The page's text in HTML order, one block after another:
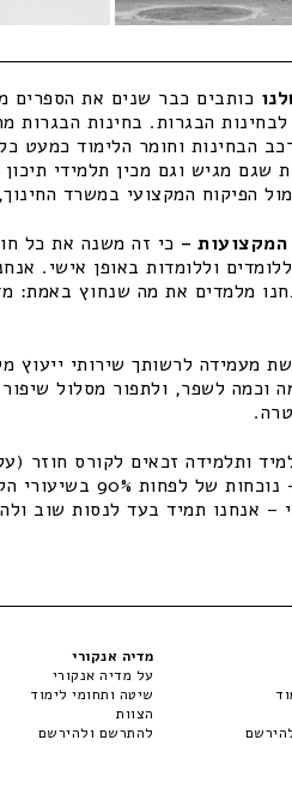
כותבים כבר שנים את הספרים
הבגרות. בחינות הבגרות
הבחינות וחומר הלימוד כמעט
שגם מגיש וגם מכין תלמידי
הפיקוח המקצועי במשרד
– כי זה משנה את כל
וללומדות באופן אישי.
מלמדים את מה שנחוץ באמת:
מעמידה לרשותך שירותי ייעוץ
וכמה לשפר, ולתפור מסלול
ותלמידה זכאים לקורס חוזר
שיתקיימו התנאים –
– אנחנו תמיד בעד לנסות שוב
מדיה אנקורי
על מדיה אנקורי
שיטה ותחומי לימוד
הצוות
להתרשם ולהירשם